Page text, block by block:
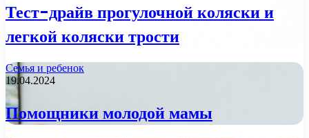
Тест-драйв прогулочной коляски и
легкой коляски трости
Семья и ребенок
19.04.2024
Помощники молодой мамы